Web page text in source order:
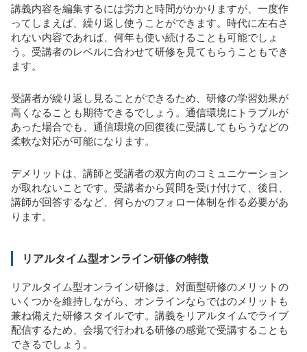
講義内容を編集するには労力と時間がかかりますが、一度作
ってしまえば、繰り返し使うことができます。時代に左右さ
れない内容であれば、何年も使い続けることも可能でしょ
う。受講者のレベルに合わせて研修を見てもらうこともでき
ます。
受講者が繰り返し見ることができるため、研修の学習効果が
高くなることも期待できるでしょう。通信環境にトラブルが
あった場合でも、通信環境の回復後に受講してもらうなどの
柔軟な対応が可能になります。
デメリットは、講師と受講者の双方向のコミュニケーション
が取れないことです。受講者から質問を受け付けて、後日、
講師が回答するなど、何らかのフォロー体制を作る必要があ
ります。
リアルタイム型オンライン研修の特徴
リアルタイム型オンライン研修は、対面型研修のメリットの
いくつかを維持しながら、オンラインならではのメリットも
兼ね備えた研修スタイルです。講義をリアルタイムでライブ
配信するため、会場で行われる研修の感覚で受講することも
できるでしょう。